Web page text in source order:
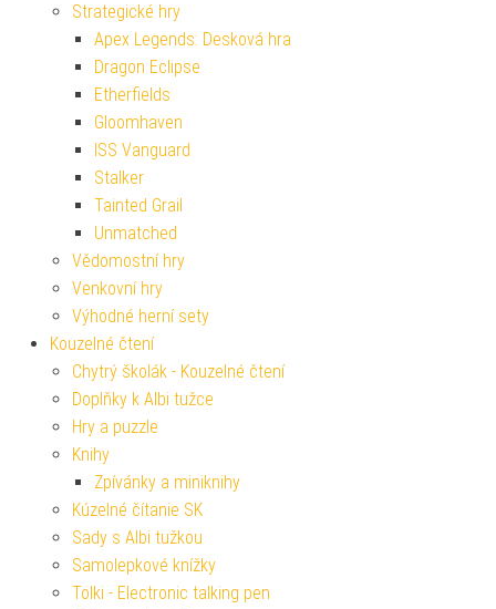
Strategické hry
Apex Legends: Desková hra
Dragon Eclipse
Etherfields
Gloomhaven
ISS Vanguard
Stalker
Tainted Grail
Unmatched
Vědomostní hry
Venkovní hry
Výhodné herní sety
Kouzelné čtení
Chytrý školák - Kouzelné čtení
Doplňky k Albi tužce
Hry a puzzle
Knihy
Zpívánky a miniknihy
Kúzelné čítanie SK
Sady s Albi tužkou
Samolepkové knížky
Tolki - Electronic talking pen